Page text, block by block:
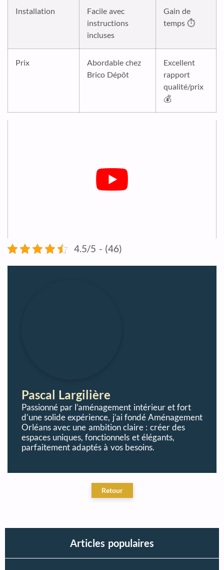
Installation
Facile avec
instructions
incluses
Gain de
temps ⏱️
Prix
Abordable chez
Brico Dépôt
Excellent
rapport
qualité/prix
💰
4.5/5 - (46)
Pascal Largilière
Passionné par l’aménagement intérieur et fort
d’une solide expérience, j’ai fondé Aménagement
Orléans avec une ambition claire : créer des
espaces uniques, fonctionnels et élégants,
parfaitement adaptés à vos besoins.
Articles populaires